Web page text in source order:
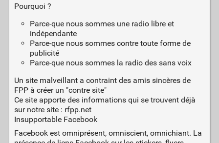
Pourquoi ?
Parce-que nous sommes une radio libre et
indépendante
Parce-que nous sommes contre toute forme de
publicité
Parce-que nous sommes la radio des sans voix
Un site malveillant a contraint des amis sincères de
FPP à créer un "contre site"
Ce site apporte des informations qui se trouvent déjà
sur notre site : rfpp.net
Insupportable Facebook
Facebook est omniprésent, omniscient, omnichiant. La